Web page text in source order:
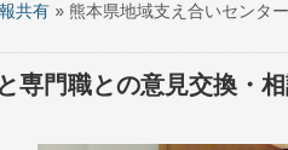
共有 » 熊本県地域支え合いセンタ
専門職との意見交換・